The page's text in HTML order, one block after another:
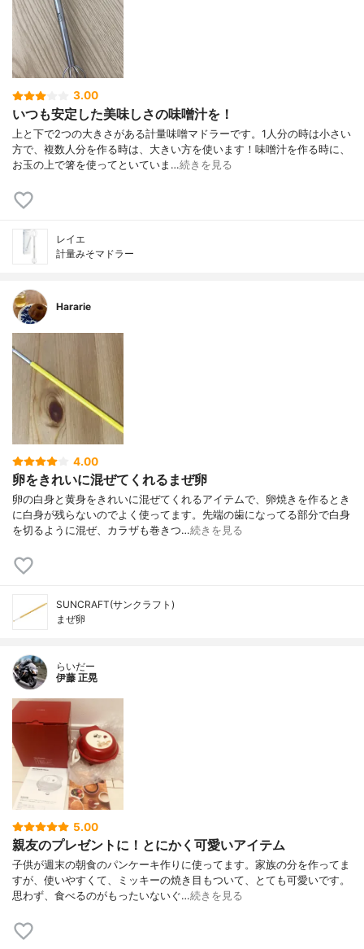
3.00
いつも安定した美味しさの味噌汁を！
上と下で2つの大きさがある計量味噌マドラーです。1人分の時は小さい
方で、複数人分を作る時は、大きい方を使います！味噌汁を作る時に、
お玉の上で箸を使ってといていま…続きを見る
レイエ
計量みそマドラー
Hararie
4.00
卵をきれいに混ぜてくれるまぜ卵
卵の白身と黄身をきれいに混ぜてくれるアイテムで、卵焼きを作るとき
に白身が残らないのでよく使ってます。先端の歯になってる部分で白身
を切るように混ぜ、カラザも巻きつ…続きを見る
SUNCRAFT(サンクラフト)
まぜ卵
らいだー
伊藤 正晃
5.00
親友のプレゼントに！とにかく可愛いアイテム
子供が週末の朝食のパンケーキ作りに使ってます。家族の分を作ってま
すが、使いやすくて、ミッキーの焼き目もついて、とても可愛いです。
思わず、食べるのがもったいないぐ…続きを見る